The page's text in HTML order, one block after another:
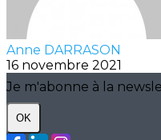
Anne DARRASON
16 novembre 2021
Je m'abonne à la
OK